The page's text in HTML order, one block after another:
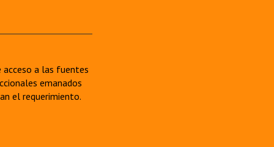
acceso a las fuentes
emanados
el requerimiento.